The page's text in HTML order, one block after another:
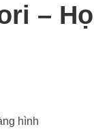
–
hình